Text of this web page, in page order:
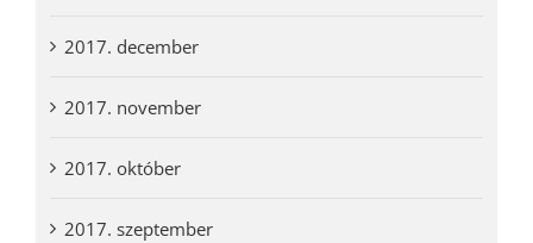
2017. december
2017. november
2017. október
2017. szeptember